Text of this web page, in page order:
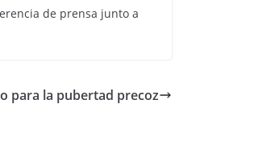
de prensa junto a
para la pubertad precoz